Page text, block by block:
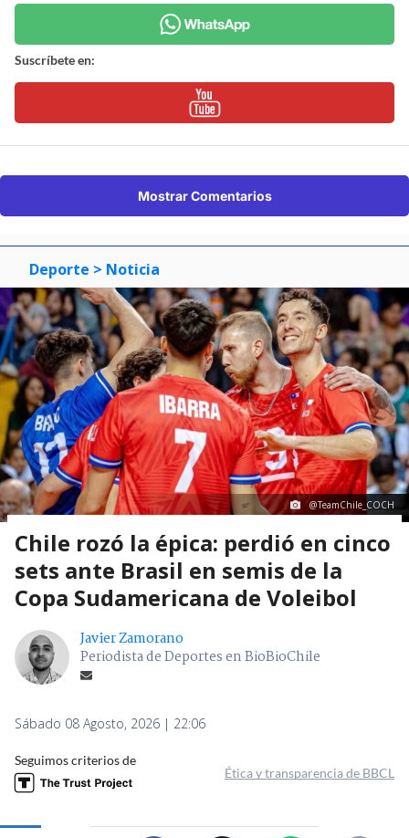
Suscríbete en:
Mostrar Comentarios
Deporte > Noticia
@TeamChile_COCH
Chile rozó la épica: perdió en cinco
sets ante Brasil en semis de la
Copa Sudamericana de Voleibol
Javier Zamorano
Periodista de Deportes en BioBioChile
Sábado 08 Agosto, 2026 | 22:06
Seguimos criterios de
Ética y transparencia de BBCL